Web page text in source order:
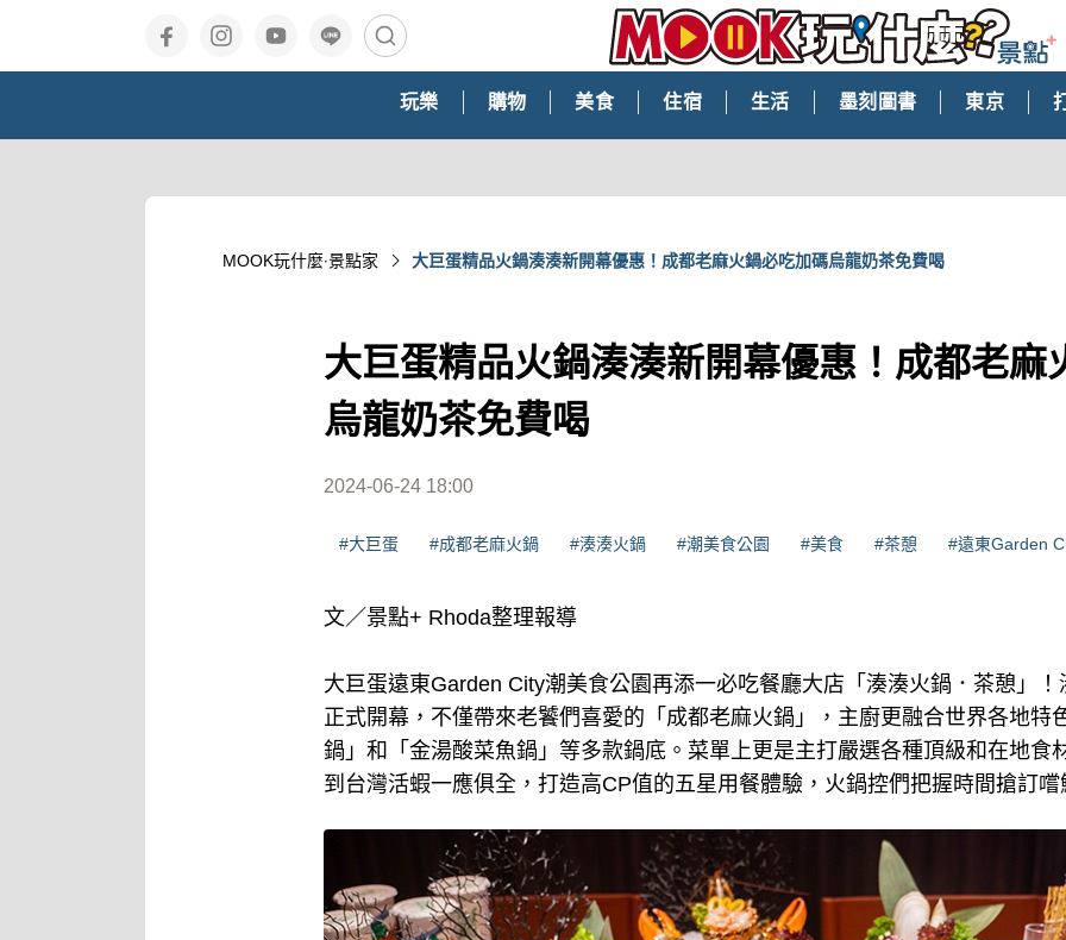
玩樂 購物 美食 住宿 生活 墨刻圖書 東京
MOOK玩什麼‧景點家 大巨蛋精品火鍋湊湊新開幕優惠！成都老麻火鍋必吃加碼烏龍奶茶免費喝
大巨蛋精品火鍋湊湊新開幕優惠！成都老麻
烏龍奶茶免費喝
2024-06-24 18:00
#大巨蛋 #成都老麻火鍋 #湊湊火鍋 #潮美食公園 #美食 #茶憩 #遠東Garden
文／景點+ Rhoda整理報導
大巨蛋遠東Garden City潮美食公園再添一必吃餐廳大店「湊湊火鍋．茶憩」
正式開幕，不僅帶來老饕們喜愛的「成都老麻火鍋」，主廚更融合世界各地特
鍋」和「金湯酸菜魚鍋」等多款鍋底。菜單上更是主打嚴選各種頂級和在地食
到台灣活蝦一應俱全，打造高CP值的五星用餐體驗，火鍋控們把握時間搶訂嚐